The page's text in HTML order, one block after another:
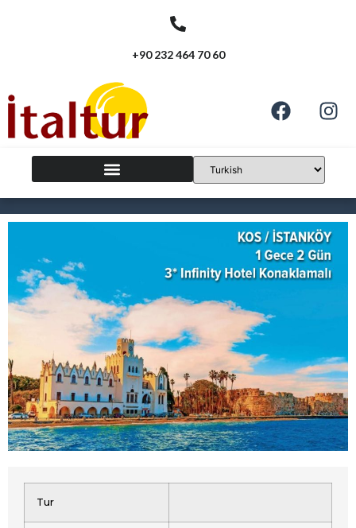
+90 232 464 70 60
Tur